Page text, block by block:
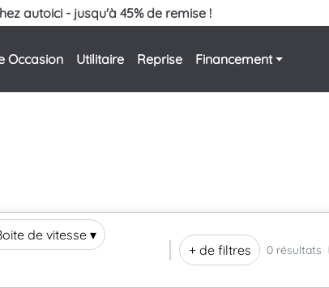
autoici - jusqu'à 45% de remise !
Occasion Utilitaire Reprise Financement
de vitesse ▾
+ de filtres 0 résultats